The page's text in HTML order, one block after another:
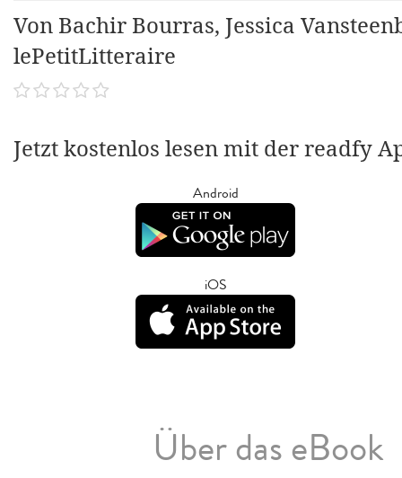
Von Bachir Bourras, Jessica
lePetitLitteraire
Jetzt kostenlos lesen mit der readfy
Android
iOS
Über das eBook